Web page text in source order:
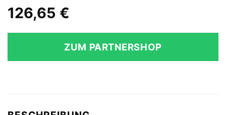
126,65 €
ZUM PARTNERSHOP